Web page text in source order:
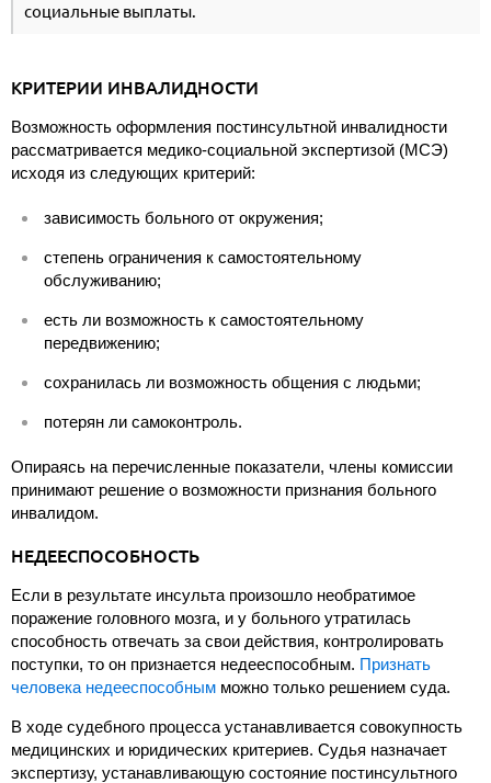
социальные выплаты.
КРИТЕРИИ ИНВАЛИДНОСТИ
Возможность оформления постинсультной инвалидности
рассматривается медико-социальной экспертизой (МСЭ)
исходя из следующих критерий:
зависимость больного от окружения;
степень ограничения к самостоятельному
обслуживанию;
есть ли возможность к самостоятельному
передвижению;
сохранилась ли возможность общения с людьми;
потерян ли самоконтроль.
Опираясь на перечисленные показатели, члены комиссии
принимают решение о возможности признания больного
инвалидом.
НЕДЕЕСПОСОБНОСТЬ
Если в результате инсульта произошло необратимое
поражение головного мозга, и у больного утратилась
способность отвечать за свои действия, контролировать
поступки, то он признается недееспособным. Признать
человека недееспособным можно только решением суда.
В ходе судебного процесса устанавливается совокупность
медицинских и юридических критериев. Судья назначает
экспертизу, устанавливающую состояние постинсультного